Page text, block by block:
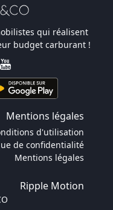
qui réalisent
budget carburant !
Mentions légales
d'utilisation
de confidentialité
Mentions légales
Ripple Motion